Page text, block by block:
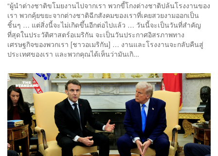
“ผู้นำต่างชาติขโมยงานไปจากเรา พวกขี้โกงต่างชาติปล้นโรงงานของ
เรา พวกคุ้ยขยะจากต่างชาติฉีกสังคมของเราที่เคยสวยงามออกเป็น
ชิ้นๆ … แต่สิ่งนี้จะไม่เกิดขึ้นอีกต่อไปแล้ว … วันนี้จะเป็นวันที่สำคัญ
ที่สุดในประวัติศาสตร์อเมริกัน จะเป็นวันประกาศอิสรภาพทาง
เศรษฐกิจของพวกเรา [ชาวอเมริกัน] … งานและโรงงานจะกลับคืนสู่
ประเทศของเรา และพวกคุณได้เห็นว่ามันเกิ...